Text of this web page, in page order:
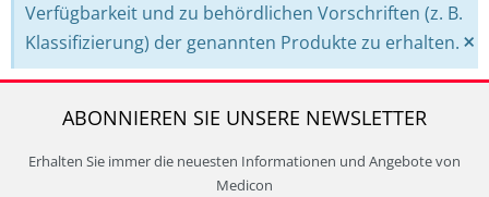
Verfügbarkeit und zu behördlichen Vorschriften (z. B.
Klassifizierung) der genannten Produkte zu erhalten. ×
ABONNIEREN SIE UNSERE NEWSLETTER
Erhalten Sie immer die neuesten Informationen und Angebote von
Medicon